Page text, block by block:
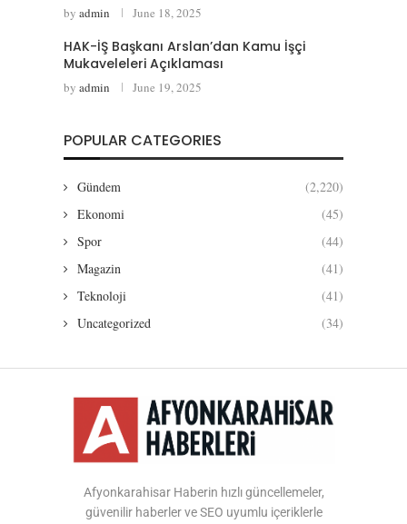
by admin June 18, 2025
HAK-İŞ Başkanı Arslan’dan Kamu İşçi
Mukaveleleri Açıklaması
by admin June 19, 2025
POPULAR CATEGORIES
Gündem
(2,220)
Ekonomi
(45)
Spor
(44)
Magazin
(41)
Teknoloji
(41)
Uncategorized
(34)
Afyonkarahisar Haberin hızlı güncellemeler,
güvenilir haberler ve SEO uyumlu içeriklerle